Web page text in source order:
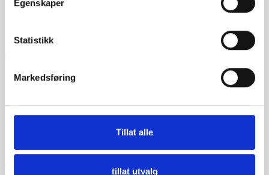
Egenskaper
Statistikk
Markedsføring
Tillat alle
tillat utvalg
Meny Informasjon
Salgsbetingelser